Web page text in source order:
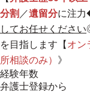
分割 ／遺留分に注
してお任せください
を目指します【 オン
所相談のみ） 》
経験年数
弁護士登録から